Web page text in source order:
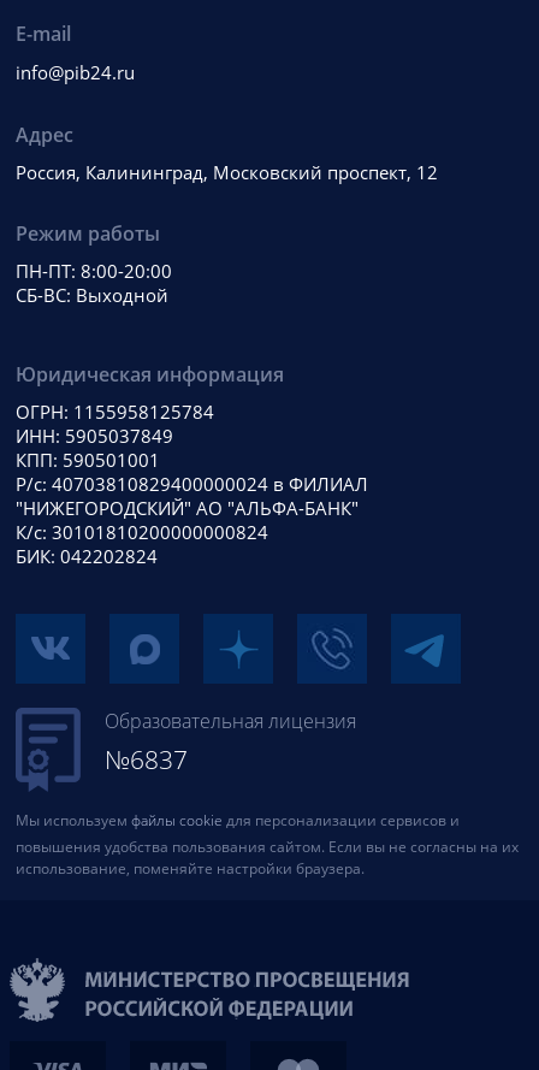
E-mail
info@pib24.ru
Адрес
Россия, Калининград, Московский проспект, 12
Режим работы
ПН-ПТ: 8:00-20:00
СБ-ВС: Выходной
Юридическая информация
ОГРН: 1155958125784
ИНН: 5905037849
КПП: 590501001
Р/с: 40703810829400000024 в ФИЛИАЛ
"НИЖЕГОРОДСКИЙ" АО "АЛЬФА-БАНК"
К/с: 30101810200000000824
БИК: 042202824
Образовательная лицензия
№6837
Мы используем файлы cookie для персонализации сервисов и
повышения удобства пользования сайтом. Если вы не согласны на их
использование, поменяйте настройки браузера.